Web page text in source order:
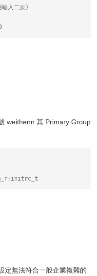
入二次)
weithenn 其 Primary Group
定無法符合一般企業複雜的